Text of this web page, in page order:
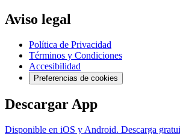
Aviso legal
Política de Privacidad
Términos y Condiciones
Accesibilidad
Preferencias de cookies
Descargar App
Disponible en iOS y Android. Descarga